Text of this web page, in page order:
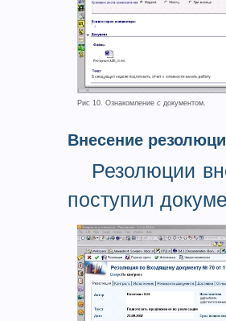
Рис 10. Ознакомление с документом.
Внесение
Резолюции
поступил